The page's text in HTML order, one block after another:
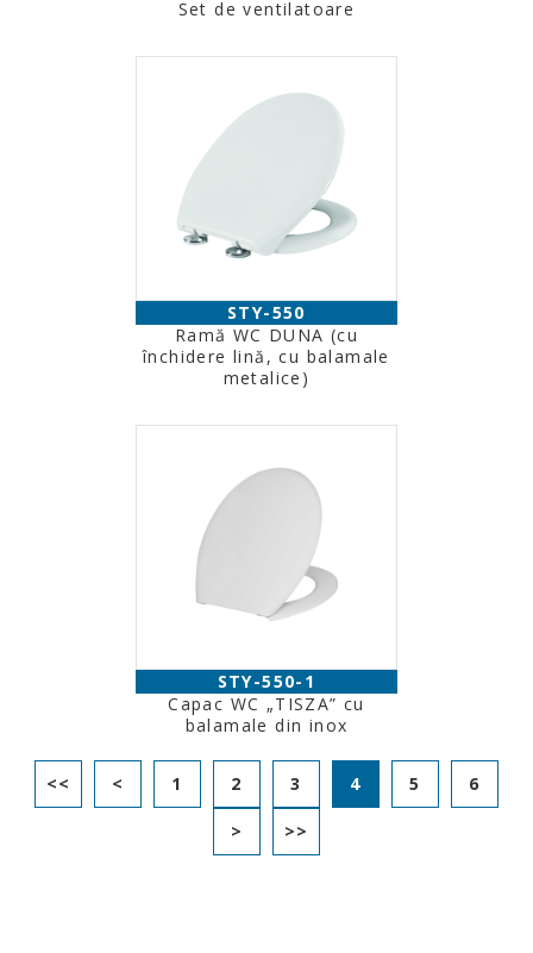
Set de ventilatoare
STY-550
Ramă WC DUNA (cu
închidere lină, cu balamale
metalice)
STY-550-1
Capac WC „TISZA” cu
balamale din inox
<< < 1 2 3 4 5 6
> >>